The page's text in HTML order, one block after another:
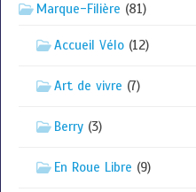
Marque-Filière (81)
Accueil Vélo (12)
Art de vivre (7)
Berry (3)
En Roue Libre (9)